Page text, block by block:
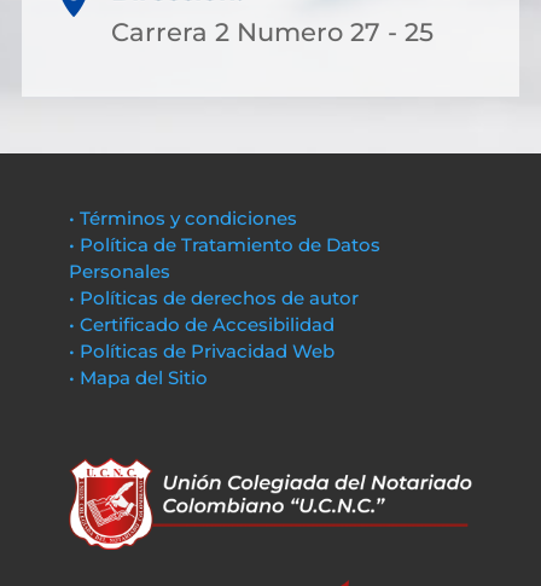
Carrera 2 Numero 27 - 25
• Términos y condiciones
• Política de Tratamiento de Datos
Personales
• Políticas de derechos de autor
• Certificado de Accesibilidad
• Políticas de Privacidad Web
• Mapa del Sitio